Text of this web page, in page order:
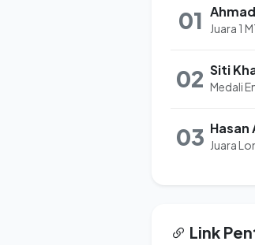
01 Juara 1
02 Siti
Medali
03 Hasan
Juara
Link